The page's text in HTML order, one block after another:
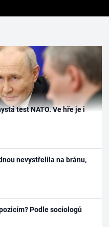
test NATO. Ve hře je i
nevystřelila na bránu,
Podle sociologů